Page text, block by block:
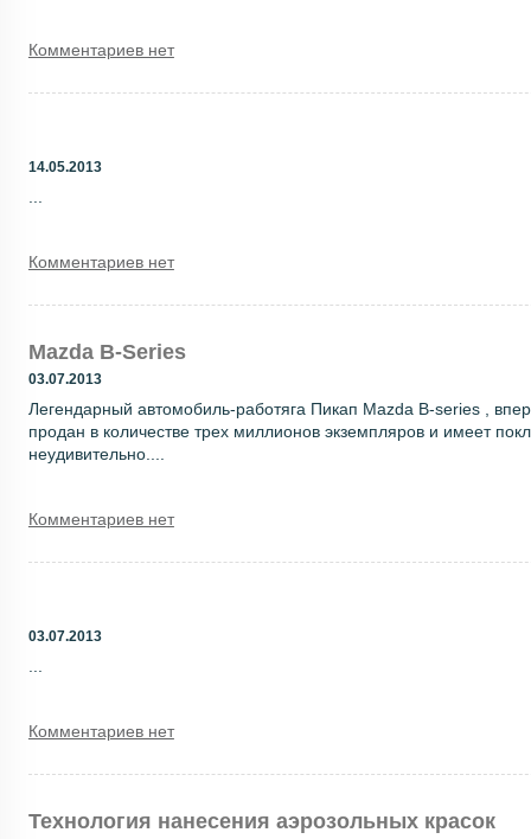
Комментариев нет
14.05.2013
Комментариев нет
Mazda B-Series
03.07.2013
Легендарный автомобиль-работяга Пикап Mazda B-series ,
продан в количестве трех миллионов экземпляров и имеет
неудивительно....
Комментариев нет
03.07.2013
Комментариев нет
Технология нанесения аэрозольных красок